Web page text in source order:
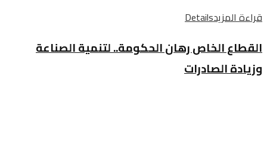
قراءة المزيدDetails
القطاع الخاص رهان الحكومة.. لتنمية الصناعة
وزيادة الصادرات